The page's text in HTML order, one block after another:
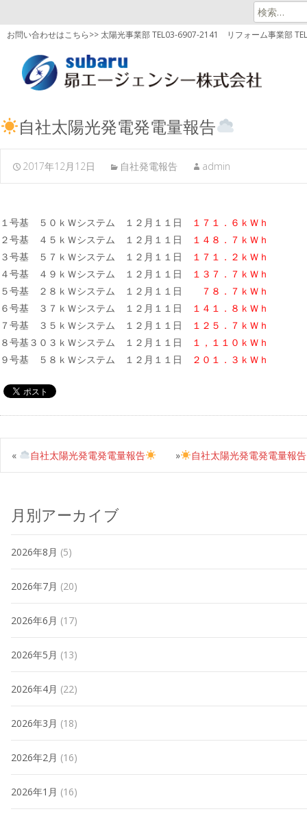
検
索:
お問い合わせはこちら>> 太陽光事業部 TEL03-6907-2141 リフォーム事業部
自社太陽光発電発電量報告
2017年12月12日 自社発電報告 admin
１号基 ５０ｋＷシステム １２月１１日
１７１．６ｋＷｈ
２号基 ４５ｋＷシステム １２月１１日
１４８．７ｋＷｈ
３号基 ５７ｋＷシステム １２月１１日
１７１．２ｋＷｈ
４号基 ４９ｋＷシステム １２月１１日
１３７．７ｋＷｈ
５号基 ２８ｋＷシステム １２月１１日
７８．７ｋＷｈ
６号基 ３７ｋＷシステム １２月１１日
１４１．８ｋＷｈ
７号基 ３５ｋＷシステム １２月１１日
１２５．７ｋＷｈ
８号基３０３ｋＷシステム １２月１１日
１，１１０ｋＷｈ
９号基 ５８ｋＷシステム １２月１１日
２０１．３ｋＷｈ
« 自社太陽光発電発電量報告 自社太陽光発電発電量報告
»
月別アーカイブ
2026年8月 (5)
2026年7月 (20)
2026年6月 (17)
2026年5月 (13)
2026年4月 (22)
2026年3月 (18)
2026年2月 (16)
2026年1月 (16)